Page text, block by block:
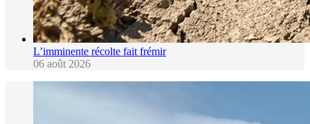
L’imminente récolte fait frémir
06 août 2026